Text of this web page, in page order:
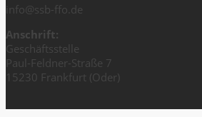
info@ssb-ffo.de
Anschrift:
Geschäftsstelle
Paul-Feldner-Straße 7
15230 Frankfurt (Oder)